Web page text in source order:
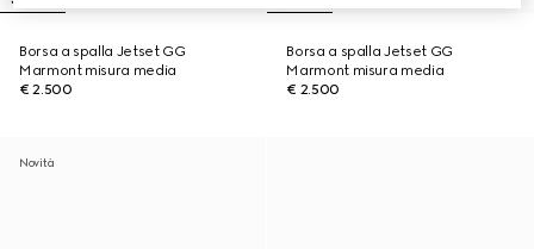
Borsa a spalla Jetset GG
Marmont misura media
€ 2.500
Borsa a spalla Jetset GG
Marmont misura media
€ 2.500
Novità